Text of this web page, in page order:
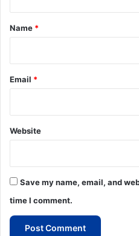
*
Name *
Email *
Website
Save my name, email, and
time I comment.